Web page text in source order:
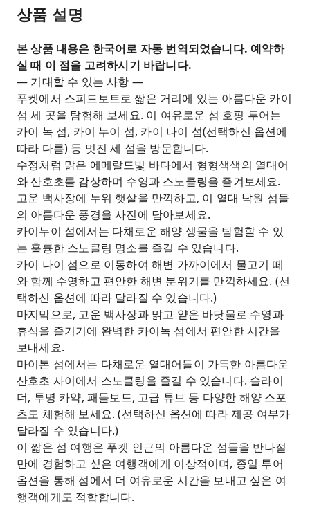
상품 설명
본 상품 내용은 한국어로 자동 번역되었습니다. 예약하
실 때 이 점을 고려하시기 바랍니다.
— 기대할 수 있는 사항 —
푸켓에서 스피드보트로 짧은 거리에 있는 아름다운 카이
섬 세 곳을 탐험해 보세요. 이 여유로운 섬 호핑 투어는
카이 녹 섬, 카이 누이 섬, 카이 나이 섬(선택하신 옵션에
따라 다름) 등 멋진 세 섬을 방문합니다.
수정처럼 맑은 에메랄드빛 바다에서 형형색색의 열대어
와 산호초를 감상하며 수영과 스노클링을 즐겨보세요.
고운 백사장에 누워 햇살을 만끽하고, 이 열대 낙원 섬들
의 아름다운 풍경을 사진에 담아보세요.
카이누이 섬에서는 다채로운 해양 생물을 탐험할 수 있
는 훌륭한 스노클링 명소를 즐길 수 있습니다.
카이 나이 섬으로 이동하여 해변 가까이에서 물고기 떼
와 함께 수영하고 편안한 해변 분위기를 만끽하세요. (선
택하신 옵션에 따라 달라질 수 있습니다.)
마지막으로, 고운 백사장과 맑고 얕은 바닷물로 수영과
휴식을 즐기기에 완벽한 카이녹 섬에서 편안한 시간을
보내세요.
마이톤 섬에서는 다채로운 열대어들이 가득한 아름다운
산호초 사이에서 스노클링을 즐길 수 있습니다. 슬라이
더, 투명 카약, 패들보드, 고급 튜브 등 다양한 해양 스포
츠도 체험해 보세요. (선택하신 옵션에 따라 제공 여부가
달라질 수 있습니다.)
이 짧은 섬 여행은 푸켓 인근의 아름다운 섬들을 반나절
만에 경험하고 싶은 여행객에게 이상적이며, 종일 투어
옵션을 통해 섬에서 더 여유로운 시간을 보내고 싶은 여
행객에게도 적합합니다.